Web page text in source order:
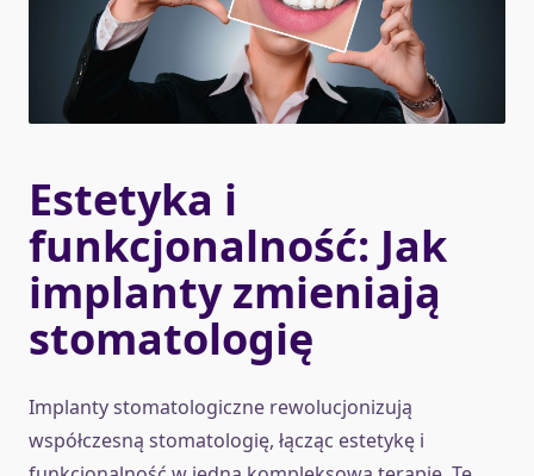
Estetyka i
funkcjonalność: Jak
implanty zmieniają
stomatologię
Implanty stomatologiczne rewolucjonizują
współczesną stomatologię, łącząc estetykę i